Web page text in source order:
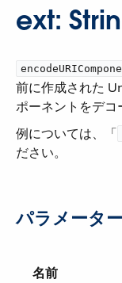
ext:
前に作成された
ポーネントをデコ
例については、「​
ださい。
パラメーター
名前